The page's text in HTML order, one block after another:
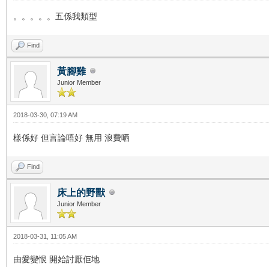
。。。。。五係我類型
Find
黃腳雞
Junior Member
2018-03-30, 07:19 AM
樣係好 但言論唔好 無用 浪費哂
Find
床上的野獸
Junior Member
2018-03-31, 11:05 AM
由愛變恨 開始討厭佢地